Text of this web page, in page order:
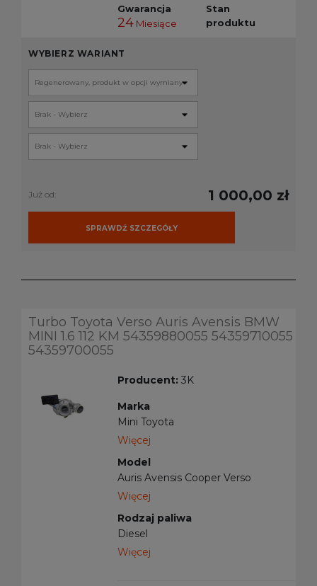
Gwarancja
24Miesiące
Stan
produktu
WYBIERZ WARIANT
Już od: 1 000,00 zł
SPRAWDŹ SZCZEGÓŁY
Turbo Toyota Verso Auris Avensis BMW
MINI 1.6 112 KM 54359880055 54359710055
54359700055
Producent: 3K
Marka
Mini Toyota
Więcej
Model
Auris Avensis Cooper Verso
Więcej
Rodzaj paliwa
Diesel
Więcej